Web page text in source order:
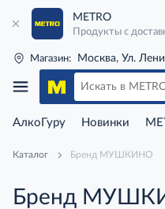
METRO
Продукты с
Магазин: Москва, Ул.
АлкоГуру Новинки
Каталог Бренд МУШКИНО
Бренд